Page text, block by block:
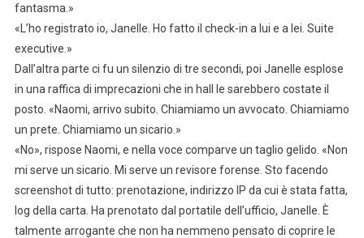
fantasma.»
«L’ho registrato io, Janelle. Ho fatto il check-in a lui e a lei. Suite
executive.»
Dall’altra parte ci fu un silenzio di tre secondi, poi Janelle esplose
in una raffica di imprecazioni che in hall le sarebbero costate il
posto. «Naomi, arrivo subito. Chiamiamo un avvocato. Chiamiamo
un prete. Chiamiamo un sicario.»
«No», rispose Naomi, e nella voce comparve un taglio gelido. «Non
mi serve un sicario. Mi serve un revisore forense. Sto facendo
screenshot di tutto: prenotazione, indirizzo IP da cui è stata fatta,
log della carta. Ha prenotato dal portatile dell’ufficio, Janelle. È
talmente arrogante che non ha nemmeno pensato di coprire le